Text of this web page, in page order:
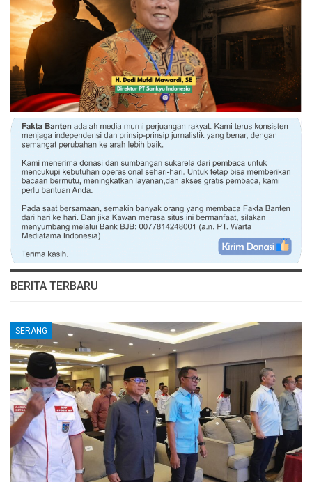
BERITA TERBARU
SERANG